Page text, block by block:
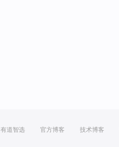
有道智选 官方博客 技术博客